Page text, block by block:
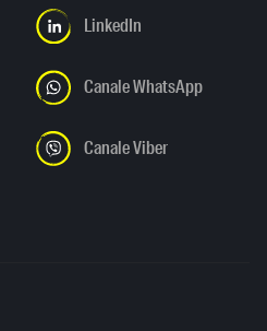
LinkedIn
Canale WhatsApp
Canale Viber